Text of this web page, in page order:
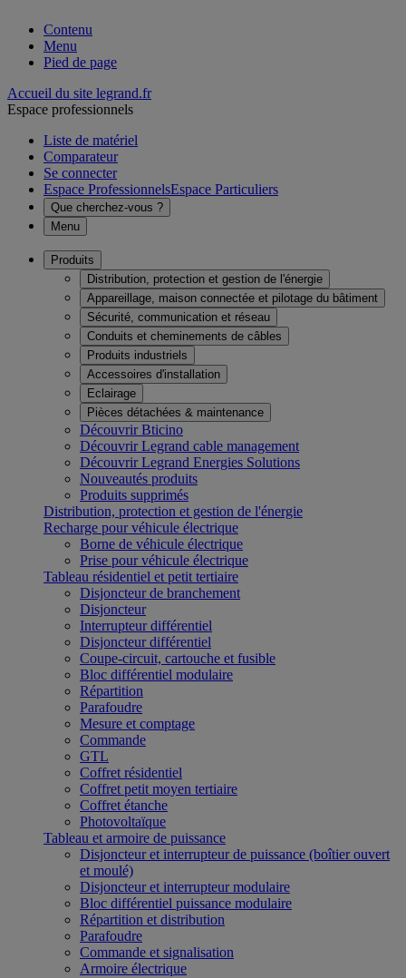
Contenu
Menu
Pied de page
Accueil du site legrand.fr
Espace professionnels
Liste de matériel
Comparateur
Se connecter
Espace ProfessionnelsEspace Particuliers
Que cherchez-vous ?
Menu
Produits
Distribution, protection et gestion de l'énergie
Appareillage, maison connectée et pilotage du bâtiment
Sécurité, communication et réseau
Conduits et cheminements de câbles
Produits industriels
Accessoires d'installation
Eclairage
Pièces détachées & maintenance
Découvrir Bticino
Découvrir Legrand cable management
Découvrir Legrand Energies Solutions
Nouveautés produits
Produits supprimés
Distribution, protection et gestion de l'énergie
Recharge pour véhicule électrique
Borne de véhicule électrique
Prise pour véhicule électrique
Tableau résidentiel et petit tertiaire
Disjoncteur de branchement
Disjoncteur
Interrupteur différentiel
Disjoncteur différentiel
Coupe-circuit, cartouche et fusible
Bloc différentiel modulaire
Répartition
Parafoudre
Mesure et comptage
Commande
GTL
Coffret résidentiel
Coffret petit moyen tertiaire
Coffret étanche
Photovoltaïque
Tableau et armoire de puissance
Disjoncteur et interrupteur de puissance (boîtier ouvert
et moulé)
Disjoncteur et interrupteur modulaire
Bloc différentiel puissance modulaire
Répartition et distribution
Parafoudre
Commande et signalisation
Armoire électrique